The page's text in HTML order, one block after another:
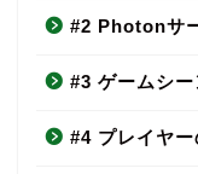
#2 Photonサ
#3 ゲームシ
#4 プレイヤー